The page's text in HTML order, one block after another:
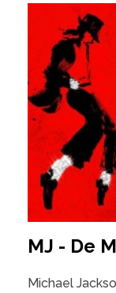
MJ - De
Michael